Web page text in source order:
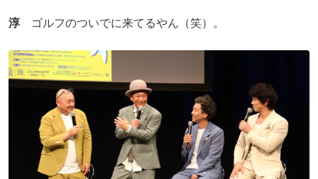
淳 ゴルフのついでに来てるやん（笑）。